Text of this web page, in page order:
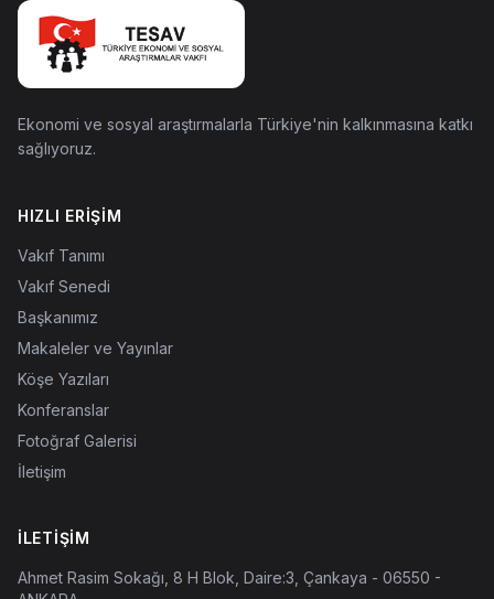
Ekonomi ve sosyal araştırmalarla Türkiye'nin kalkınmasına katkı
sağlıyoruz.
HIZLI ERIŞIM
Vakıf Tanımı
Vakıf Senedi
Başkanımız
Makaleler ve Yayınlar
Köşe Yazıları
Konferanslar
Fotoğraf Galerisi
İletişim
İLETIŞIM
Ahmet Rasim Sokağı, 8 H Blok, Daire:3, Çankaya - 06550 -